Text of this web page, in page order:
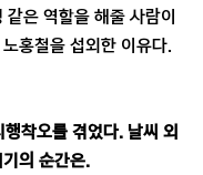
은 역할을 해줄 사람이
홍철을 섭외한 이유다.
착오를 겪었다. 날씨 외
의 순간은.